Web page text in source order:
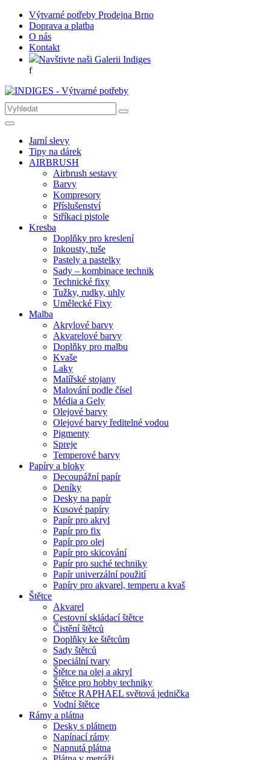
Výtvarné potřeby Prodejna Brno
Doprava a platba
O nás
Kontakt
Navštivte naši Galerii Indiges
f
Jarní slevy
Tipy na dárek
AIRBRUSH
Airbrush sestavy
Barvy
Kompresory
Příslušenství
Stříkaci pistole
Kresba
Doplňky pro kreslení
Inkousty, tuše
Pastely a pastelky
Sady – kombinace technik
Technické fixy
Tužky, rudky, uhly
Umělecké Fixy
Malba
Akrylové barvy
Akvarelové barvy
Doplňky pro malbu
Kvaše
Laky
Malířské stojany
Malování podle čísel
Média a Gely
Olejové barvy
Olejové barvy ředitelné vodou
Pigmenty
Spreje
Temperové barvy
Papíry a bloky
Decoupážní papír
Deníky
Desky na papír
Kusové papíry
Papír pro akryl
Papír pro fix
Papír pro olej
Papír pro skicování
Papír pro suché techniky
Papír univerzální použití
Papíry pro akvarel, temperu a kvaš
Štětce
Akvarel
Cestovní skládací štětce
Čistění štětců
Doplňky ke štětcům
Sady štětců
Speciální tvary
Štětce na olej a akryl
Štětce pro hobby techniky
Štětce RAPHAEL světová jednička
Vodní štětce
Rámy a plátna
Desky s plátnem
Napínací rámy
Napnutá plátna